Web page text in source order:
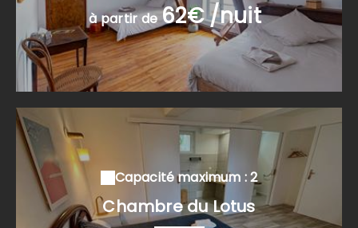
à partir de62€ /nuit
Capacité maximum : 2
Chambre du Lotus